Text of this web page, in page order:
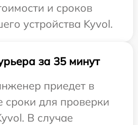
и сроков
устройства Kyvol.
за 35 минут
приедет в
сроки для проверки
В случае